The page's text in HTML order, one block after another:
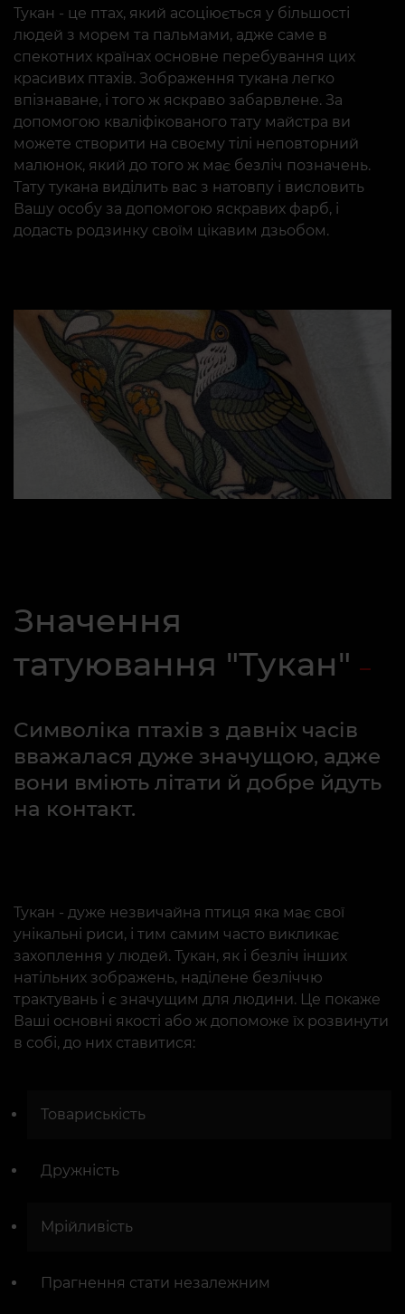
Тукан - це птах, який асоціюється у більшості
людей з морем та пальмами, адже саме в
спекотних країнах основне перебування цих
красивих птахів. Зображення тукана легко
впізнаване, і того ж яскраво забарвлене. За
допомогою кваліфікованого тату майстра ви
можете створити на своєму тілі неповторний
малюнок, який до того ж має безліч позначень.
Тату тукана виділить вас з натовпу і висловить
Вашу особу за допомогою яскравих фарб, і
додасть родзинку своїм цікавим дзьобом.
Значення
татуювання "Тукан"
Символіка птахів з давніх часів
вважалася дуже значущою, адже
вони вміють літати й добре йдуть
на контакт.
Тукан - дуже незвичайна птиця яка має свої
унікальні риси, і тим самим часто викликає
захоплення у людей. Тукан, як і безліч інших
натільних зображень, наділене безліччю
трактувань і є значущим для людини. Це покаже
Ваші основні якості або ж допоможе їх розвинути
в собі, до них ставитися:
Товариськість
Дружність
Мрійливість
Прагнення стати незалежним